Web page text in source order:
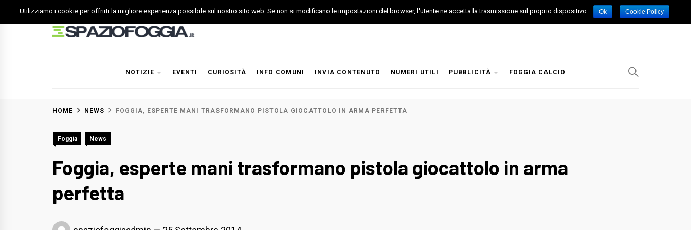
to
NOTIZIE EVENTI CURIOSITÀ INFO COMUNI INVIA CONTENUTO NUMERI UTILI PUBBLICITÀ FOGGIA CALCIO
HOME NEWS FOGGIA, ESPERTE MANI TRASFORMANO PISTOLA GIOCATTOLO IN ARMA PERFETTA
Foggia News
Foggia, esperte mani trasformano pistola giocattolo in arma
perfetta
Utilizziamo i cookie per offrirti la migliore esperienza possibile sul nostro sito web. Se non si modificano le impostazioni del browser, l'utente ne accetta la trasmissione sul proprio dispositivo. Ok Cookie Policy